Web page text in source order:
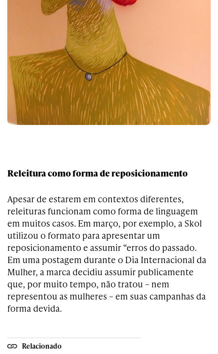
Releitura como forma de reposicionamento
Apesar de estarem em contextos diferentes,
releituras funcionam como forma de linguagem
em muitos casos. Em março, por exemplo, a Skol
utilizou o formato para apresentar um
reposicionamento e assumir “erros do passado.
Em uma postagem durante o Dia Internacional da
Mulher, a marca decidiu assumir publicamente
que, por muito tempo, não tratou – nem
representou as mulheres – em suas campanhas da
forma devida.
Relacionado